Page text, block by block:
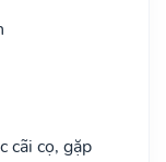
cãi cọ, gặp